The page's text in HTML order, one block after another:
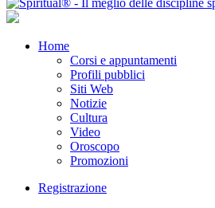
Home
Corsi e appuntamenti
Profili pubblici
Siti Web
Notizie
Cultura
Video
Oroscopo
Promozioni
Registrazione